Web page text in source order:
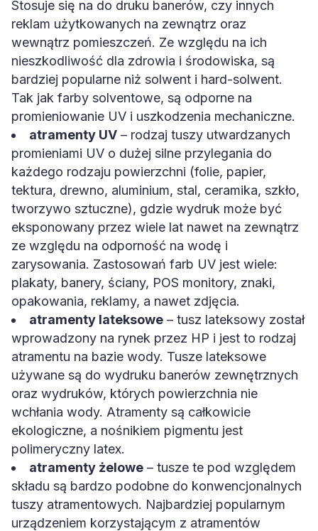
Stosuje się na do druku banerów, czy innych
reklam użytkowanych na zewnątrz oraz
wewnątrz pomieszczeń. Ze względu na ich
nieszkodliwość dla zdrowia i środowiska, są
bardziej popularne niż solwent i hard-solwent.
Tak jak farby solventowe, są odporne na
promieniowanie UV i uszkodzenia mechaniczne.
atramenty UV – rodzaj tuszy utwardzanych
promieniami UV o dużej silne przylegania do
każdego rodzaju powierzchni (folie, papier,
tektura, drewno, aluminium, stal, ceramika, szkło,
tworzywo sztuczne), gdzie wydruk może być
eksponowany przez wiele lat nawet na zewnątrz
ze względu na odporność na wodę i
zarysowania. Zastosowań farb UV jest wiele:
plakaty, banery, ściany, POS monitory, znaki,
opakowania, reklamy, a nawet zdjęcia.
atramenty lateksowe – tusz lateksowy został
wprowadzony na rynek przez HP i jest to rodzaj
atramentu na bazie wody. Tusze lateksowe
używane są do wydruku banerów zewnętrznych
oraz wydruków, których powierzchnia nie
wchłania wody. Atramenty są całkowicie
ekologiczne, a nośnikiem pigmentu jest
polimeryczny latex.
atramenty żelowe – tusze te pod względem
składu są bardzo podobne do konwencjonalnych
tuszy atramentowych. Najbardziej popularnym
urządzeniem korzystającym z atramentów